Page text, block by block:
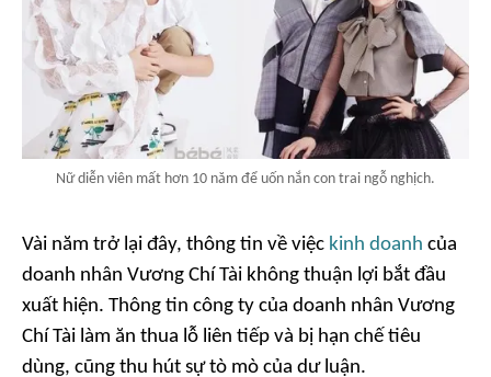
Nữ diễn viên mất hơn 10 năm để uốn nắn con trai ngỗ nghịch.
Vài năm trở lại đây, thông tin về việc kinh doanh của
doanh nhân Vương Chí Tài không thuận lợi bắt đầu
xuất hiện. Thông tin công ty của doanh nhân Vương
Chí Tài làm ăn thua lỗ liên tiếp và bị hạn chế tiêu
dùng, cũng thu hút sự tò mò của dư luận.